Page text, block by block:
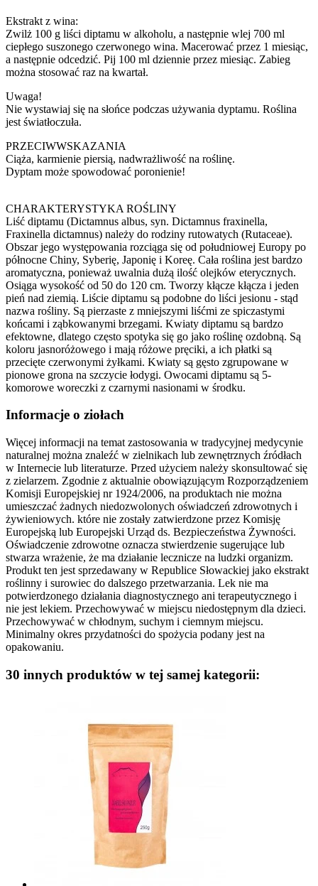
Ekstrakt z wina:
Zwilż 100 g liści diptamu w alkoholu, a następnie wlej 700 ml
ciepłego suszonego czerwonego wina. Macerować przez 1 miesiąc,
a następnie odcedzić. Pij 100 ml dziennie przez miesiąc. Zabieg
można stosować raz na kwartał.
Uwaga!
Nie wystawiaj się na słońce podczas używania dyptamu. Roślina
jest światłoczuła.
PRZECIWWSKAZANIA
Ciąża, karmienie piersią, nadwrażliwość na roślinę.
Dyptam może spowodować poronienie!
CHARAKTERYSTYKA ROŚLINY
Liść diptamu (Dictamnus albus, syn. Dictamnus fraxinella,
Fraxinella dictamnus) należy do rodziny rutowatych (Rutaceae).
Obszar jego występowania rozciąga się od południowej Europy po
północne Chiny, Syberię, Japonię i Koreę. Cała roślina jest bardzo
aromatyczna, ponieważ uwalnia dużą ilość olejków eterycznych.
Osiąga wysokość od 50 do 120 cm. Tworzy kłącze kłącza i jeden
pień nad ziemią. Liście diptamu są podobne do liści jesionu - stąd
nazwa rośliny. Są pierzaste z mniejszymi liśćmi ze spiczastymi
końcami i ząbkowanymi brzegami. Kwiaty diptamu są bardzo
efektowne, dlatego często spotyka się go jako roślinę ozdobną. Są
koloru jasnoróżowego i mają różowe pręciki, a ich płatki są
przecięte czerwonymi żyłkami. Kwiaty są gęsto zgrupowane w
pionowe grona na szczycie łodygi. Owocami diptamu są 5-
komorowe woreczki z czarnymi nasionami w środku.
Informacje o ziołach
Więcej informacji na temat zastosowania w tradycyjnej medycynie
naturalnej można znaleźć w zielnikach lub zewnętrznych źródłach
w Internecie lub literaturze. Przed użyciem należy skonsultować się
z zielarzem. Zgodnie z aktualnie obowiązującym Rozporządzeniem
Komisji Europejskiej nr 1924/2006, na produktach nie można
umieszczać żadnych niedozwolonych oświadczeń zdrowotnych i
żywieniowych. które nie zostały zatwierdzone przez Komisję
Europejską lub Europejski Urząd ds. Bezpieczeństwa Żywności.
Oświadczenie zdrowotne oznacza stwierdzenie sugerujące lub
stwarza wrażenie, że ma działanie lecznicze na ludzki organizm.
Produkt ten jest sprzedawany w Republice Słowackiej jako ekstrakt
roślinny i surowiec do dalszego przetwarzania. Lek nie ma
potwierdzonego działania diagnostycznego ani terapeutycznego i
nie jest lekiem. Przechowywać w miejscu niedostępnym dla dzieci.
Przechowywać w chłodnym, suchym i ciemnym miejscu.
Minimalny okres przydatności do spożycia podany jest na
opakowaniu.
30 innych produktów w tej samej kategorii: